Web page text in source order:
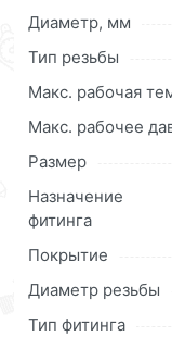
Для
мышкой
заказ позвонив
32 х 1 1/4 Г
Диаметр, мм
Тип резьбы
Макс. рабочая
Макс. рабочее
Размер
Назначение
фитинга
Покрытие
Диаметр резьбы
Тип фитинга